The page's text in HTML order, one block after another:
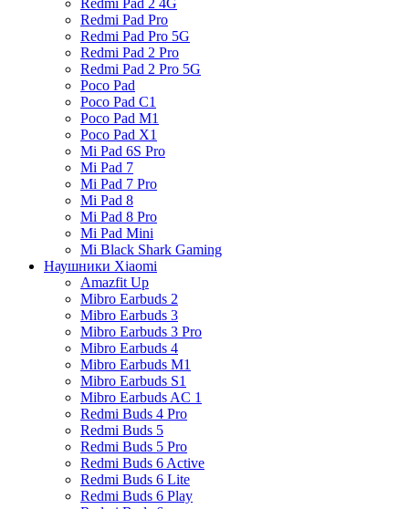
Redmi Pad 2 4G
Redmi Pad Pro
Redmi Pad Pro 5G
Redmi Pad 2 Pro
Redmi Pad 2 Pro 5G
Poco Pad
Poco Pad C1
Poco Pad M1
Poco Pad X1
Mi Pad 6S Pro
Mi Pad 7
Mi Pad 7 Pro
Mi Pad 8
Mi Pad 8 Pro
Mi Pad Mini
Mi Black Shark Gaming
Наушники Xiaomi
Amazfit Up
Mibro Earbuds 2
Mibro Earbuds 3
Mibro Earbuds 3 Pro
Mibro Earbuds 4
Mibro Earbuds M1
Mibro Earbuds S1
Mibro Earbuds AC 1
Redmi Buds 4 Pro
Redmi Buds 5
Redmi Buds 5 Pro
Redmi Buds 6 Active
Redmi Buds 6 Lite
Redmi Buds 6 Play